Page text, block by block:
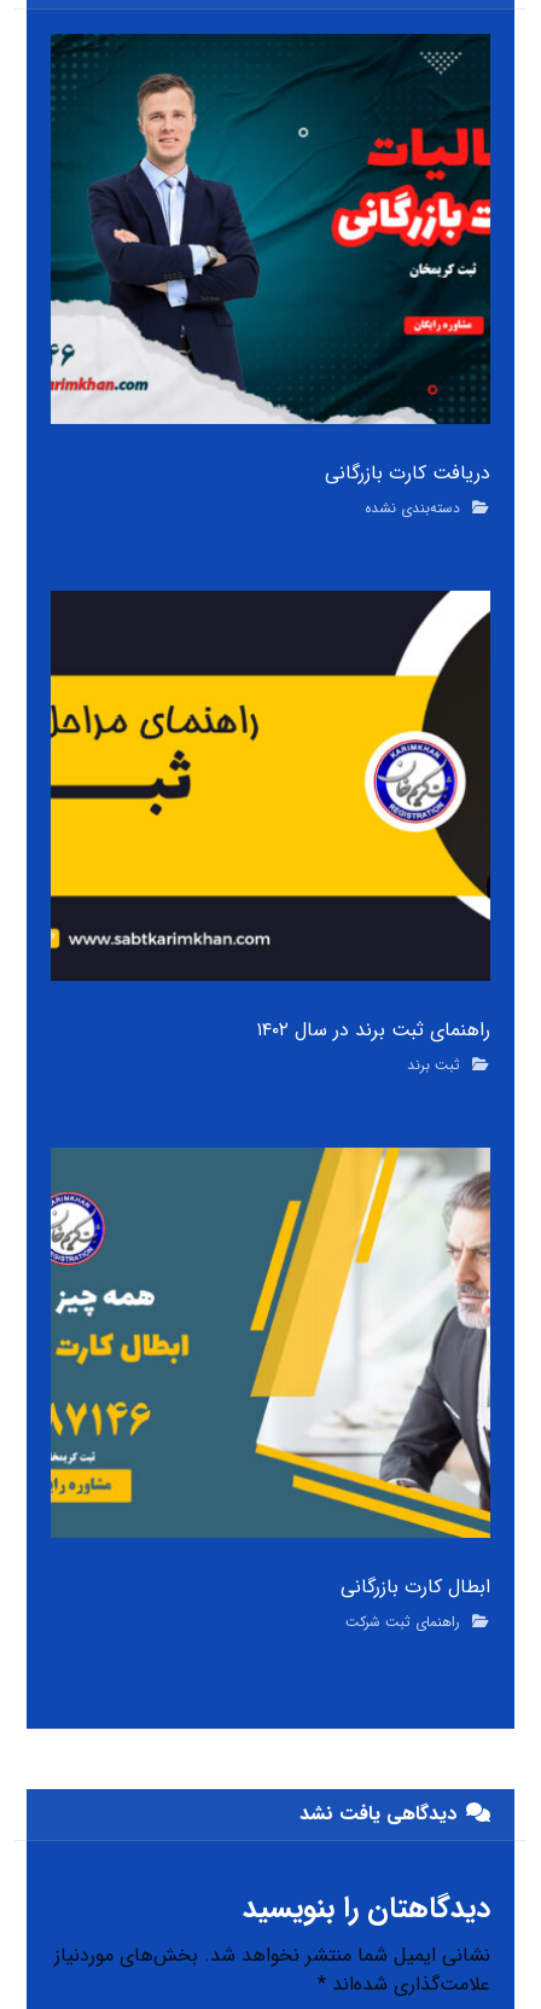
دریافت کارت بازرگانی
دسته‌بندی نشده
راهنمای ثبت برند در سال ۱۴۰۲
ثبت برند
ابطال کارت بازرگانی
راهنمای ثبت شرکت
دیدگاهی یافت نشد
دیدگاهتان را بنویسید
نشانی ایمیل شما منتشر نخواهد شد. بخش‌های موردنیاز
علامت‌گذاری شده‌اند*